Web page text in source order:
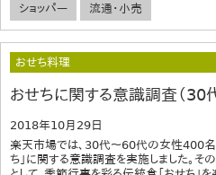
ショッパー 流通・小売
おせち料理
おせちに関する意識調査（30
2018年10月29日
楽天市場では、30代～60代の女性400
ち」に関する意識調査を実施しました。そ